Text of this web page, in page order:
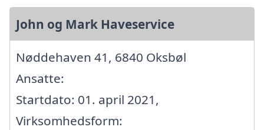
John og Mark Haveservice
Nøddehaven 41, 6840 Oksbøl
Ansatte:
Startdato: 01. april 2021,
Virksomhedsform: